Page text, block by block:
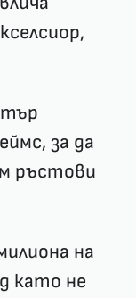
за да
ръстови
на
като не